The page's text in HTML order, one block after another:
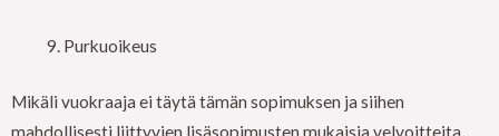
Purkuoikeus
Mikäli vuokraaja ei täytä tämän sopimuksen ja siihen
mahdollisesti liittyvien lisäsopimusten mukaisia velvoitteita,